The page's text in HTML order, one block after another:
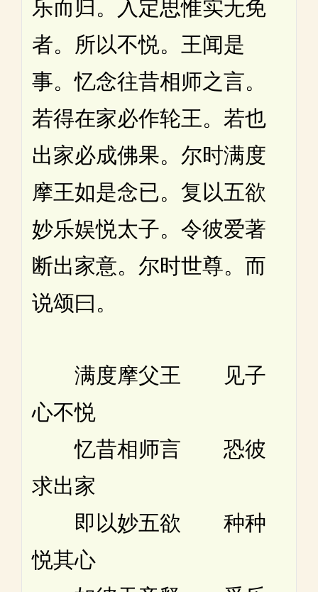
乐而归。入定思惟实无免
者。所以不悦。王闻是
事。忆念往昔相师之言。
若得在家必作轮王。若也
出家必成佛果。尔时满度
摩王如是念已。复以五欲
妙乐娱悦太子。令彼爱著
断出家意。尔时世尊。而
说颂曰。
满度摩父王 见子
心不悦
忆昔相师言 恐彼
求出家
即以妙五欲 种种
悦其心